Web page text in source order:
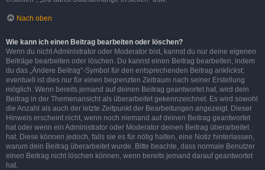
Nach oben
Wie kann ich einen Beitrag bearbeiten oder löschen?
Wenn du nicht Administrator oder Moderator bist, kannst du nur deine eigenen
Beiträge bearbeiten oder löschen. Du kannst einen Beitrag bearbeiten, indem
du das „Ändere Beitrag“-Symbol für den entsprechenden Beitrag anklickst;
eventuell ist dies nur für einen begrenzten Zeitraum nach seiner Erstellung
möglich. Wenn bereits jemand auf deinen Beitrag geantwortet hat, wird dein
Beitrag in der Themenansicht als überarbeitet gekennzeichnet. Es wird sowohl
die Anzahl als auch der letzte Zeitpunkt der Bearbeitungen angezeigt. Dieser
Hinweis erscheint nicht, wenn noch niemand auf deinen Beitrag geantwortet
hat oder wenn ein Administrator oder Moderator deinen Beitrag überarbeitet
hat. Diese können jedoch, falls sie es für nötig halten, eine Notiz hinterlassen,
warum dein Beitrag überarbeitet wurde. Bitte beachte, dass normale Benutzer
einen Beitrag nicht löschen können, wenn bereits jemand darauf geantwortet
hat.